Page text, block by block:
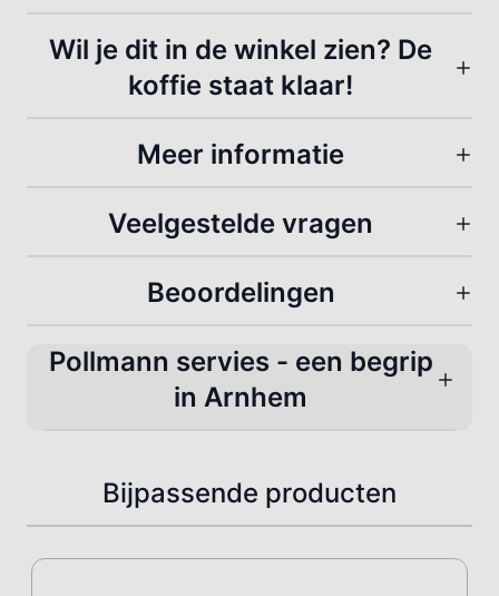
Wil je dit in de winkel zien? De
koffie staat klaar!
Meer informatie
Veelgestelde vragen
Beoordelingen
Pollmann servies - een begrip
in Arnhem
Bijpassende producten